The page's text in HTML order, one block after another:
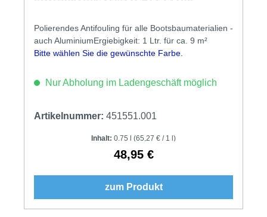
Polierendes Antifouling für alle Bootsbaumaterialien -
auch AluminiumErgiebigkeit: 1 Ltr. für ca. 9 m²
Bitte wählen Sie die gewünschte Farbe.
Nur Abholung im Ladengeschäft möglich
Artikelnummer: 451551.001
Inhalt: 0.75 l (65,27 € / 1 l)
Regulärer Preis:
48,95 €
zum Produkt